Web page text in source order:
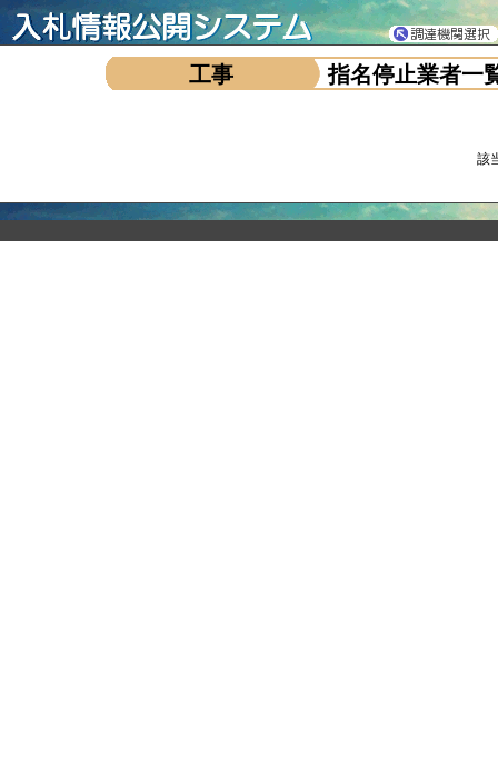
工事 指名停止業者一
該